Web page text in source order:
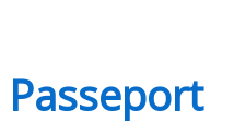
Passeport